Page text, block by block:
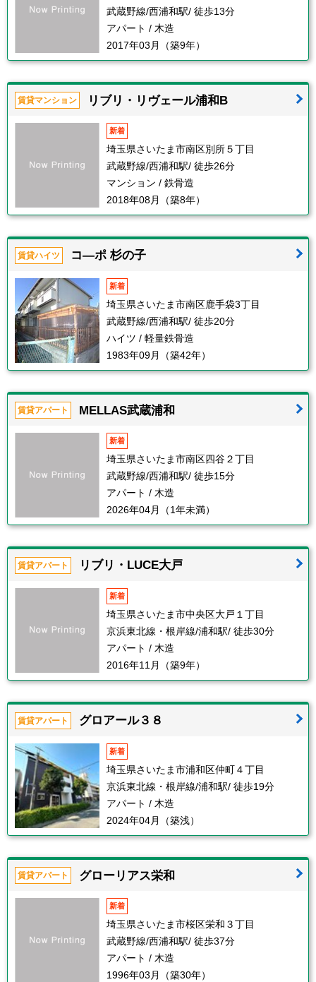
武蔵野線/西浦和駅/ 徒歩13分
アパート / 木造
2017年03月（築9年）
賃貸マンション リブリ・リヴェール浦和B
新着
埼玉県さいたま市南区別所５丁目
武蔵野線/西浦和駅/ 徒歩26分
マンション / 鉄骨造
2018年08月（築8年）
賃貸ハイツ コ―ポ 杉の子
新着
埼玉県さいたま市南区鹿手袋3丁目
武蔵野線/西浦和駅/ 徒歩20分
ハイツ / 軽量鉄骨造
1983年09月（築42年）
賃貸アパート MELLAS武蔵浦和
新着
埼玉県さいたま市南区四谷２丁目
武蔵野線/西浦和駅/ 徒歩15分
アパート / 木造
2026年04月（1年未満）
賃貸アパート リブリ・LUCE大戸
新着
埼玉県さいたま市中央区大戸１丁目
京浜東北線・根岸線/浦和駅/ 徒歩30分
アパート / 木造
2016年11月（築9年）
賃貸アパート グロアール３８
新着
埼玉県さいたま市浦和区仲町４丁目
京浜東北線・根岸線/浦和駅/ 徒歩19分
アパート / 木造
2024年04月（築浅）
賃貸アパート グローリアス栄和
新着
埼玉県さいたま市桜区栄和３丁目
武蔵野線/西浦和駅/ 徒歩37分
アパート / 木造
1996年03月（築30年）